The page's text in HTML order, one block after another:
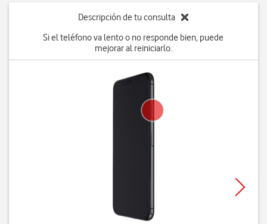
Descripción de tu consulta
Si el teléfono va lento o no responde bien, puede
mejorar al reiniciarlo.